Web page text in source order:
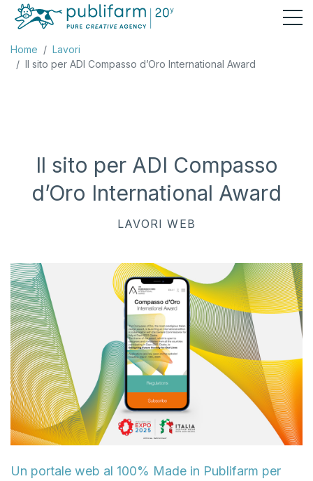
Home
Lavori
Il sito per ADI Compasso d’Oro International Award
Il sito per ADI Compasso
d’Oro International Award
LAVORIWEB
Un portale web al 100% Made in Publifarm per